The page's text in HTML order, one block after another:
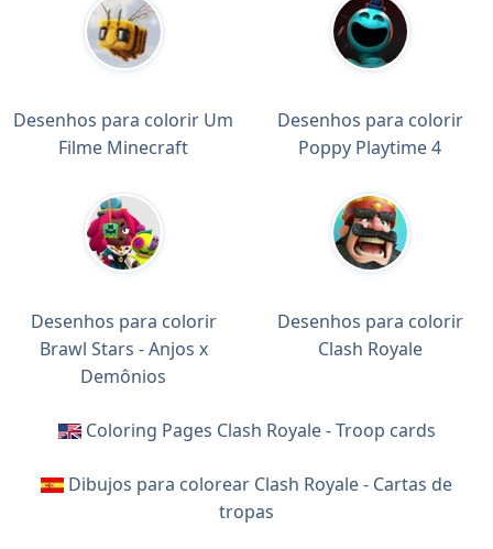
Desenhos para colorir Um
Filme Minecraft
Desenhos para colorir
Poppy Playtime 4
Desenhos para colorir
Brawl Stars - Anjos x
Demônios
Desenhos para colorir
Clash Royale
Coloring Pages Clash Royale - Troop cards
Dibujos para colorear Clash Royale - Cartas de
tropas